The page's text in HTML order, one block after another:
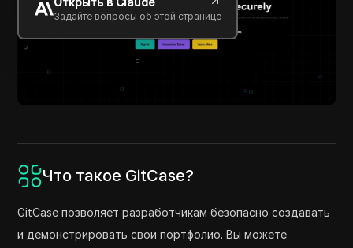
Задайте вопросы об этой странице
Что такое GitCase?
GitCase позволяет разработчикам безопасно создавать
и демонстрировать свои портфолио. Вы можете